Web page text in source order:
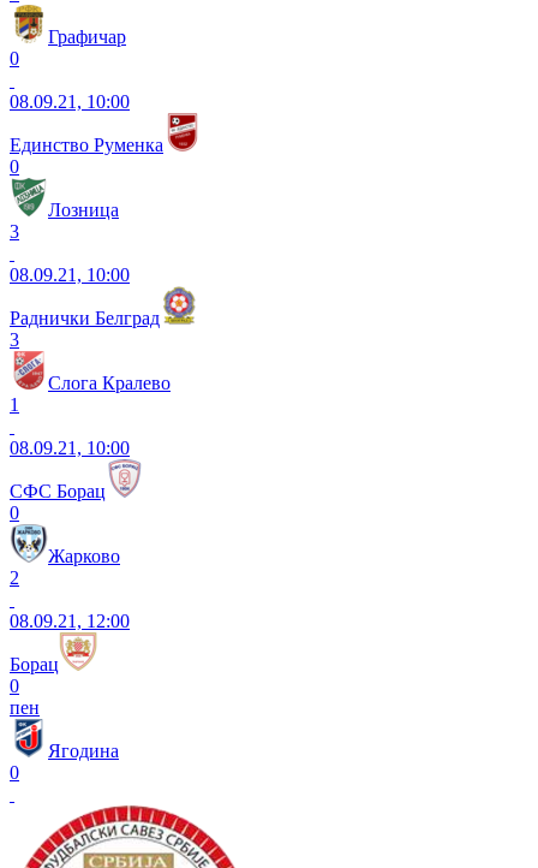
Графичар
0
08.09.21, 10:00
Единство Руменка
0
Лозница
3
08.09.21, 10:00
Раднички Белград
3
Слога Кралево
1
08.09.21, 10:00
СФС Борац
0
Жарково
2
08.09.21, 12:00
Борац
0
пен
Ягодина
0